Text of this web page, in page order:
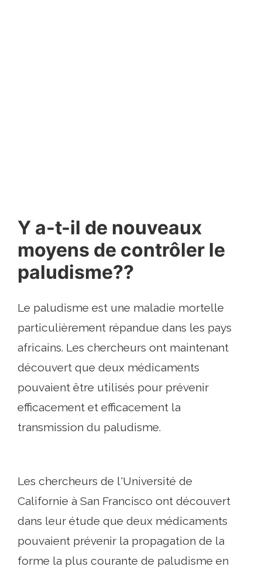
Y a-t-il de nouveaux
moyens de contrôler le
paludisme??
Le paludisme est une maladie mortelle
particulièrement répandue dans les pays
africains. Les chercheurs ont maintenant
découvert que deux médicaments
pouvaient être utilisés pour prévenir
efficacement et efficacement la
transmission du paludisme.
Les chercheurs de l'Université de
Californie à San Francisco ont découvert
dans leur étude que deux médicaments
pouvaient prévenir la propagation de la
forme la plus courante de paludisme en